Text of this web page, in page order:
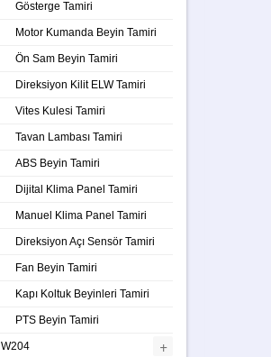
Gösterge Tamiri
Motor Kumanda Beyin Tamiri
Ön Sam Beyin Tamiri
Direksiyon Kilit ELW Tamiri
Vites Kulesi Tamiri
Tavan Lambası Tamiri
ABS Beyin Tamiri
Dijital Klima Panel Tamiri
Manuel Klima Panel Tamiri
Direksiyon Açı Sensör Tamiri
Fan Beyin Tamiri
Kapı Koltuk Beyinleri Tamiri
PTS Beyin Tamiri
W204 +